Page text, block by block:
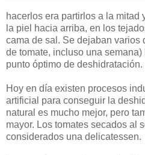
hacerlos era partirlos a la mitad
la piel hacia arriba, en los
cama de sal. Se dejaban varios
de tomate, incluso una
punto óptimo de deshidratación.
Hoy en día existen procesos
artificial para conseguir la
natural es mucho mejor, pero
mayor. Los tomates secados al
considerados una delicatessen.